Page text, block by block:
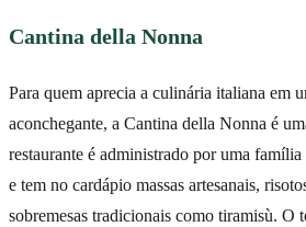
Cantina della Nonna
Para quem aprecia a culinária italiana em
aconchegante, a Cantina della Nonna é
restaurante é administrado por uma
e tem no cardápio massas artesanais,
sobremesas tradicionais como tiramisù. O